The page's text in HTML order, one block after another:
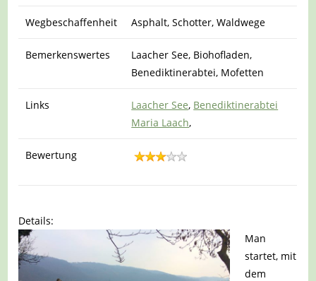
Wegbeschaffenheit Asphalt, Schotter, Waldwege
Bemerkenswertes
Laacher See, Biohofladen,
Benediktinerabtei, Mofetten
Links Laacher See, Benediktinerabtei
Maria Laach,
Bewertung
Details:
Man
startet, mit
dem